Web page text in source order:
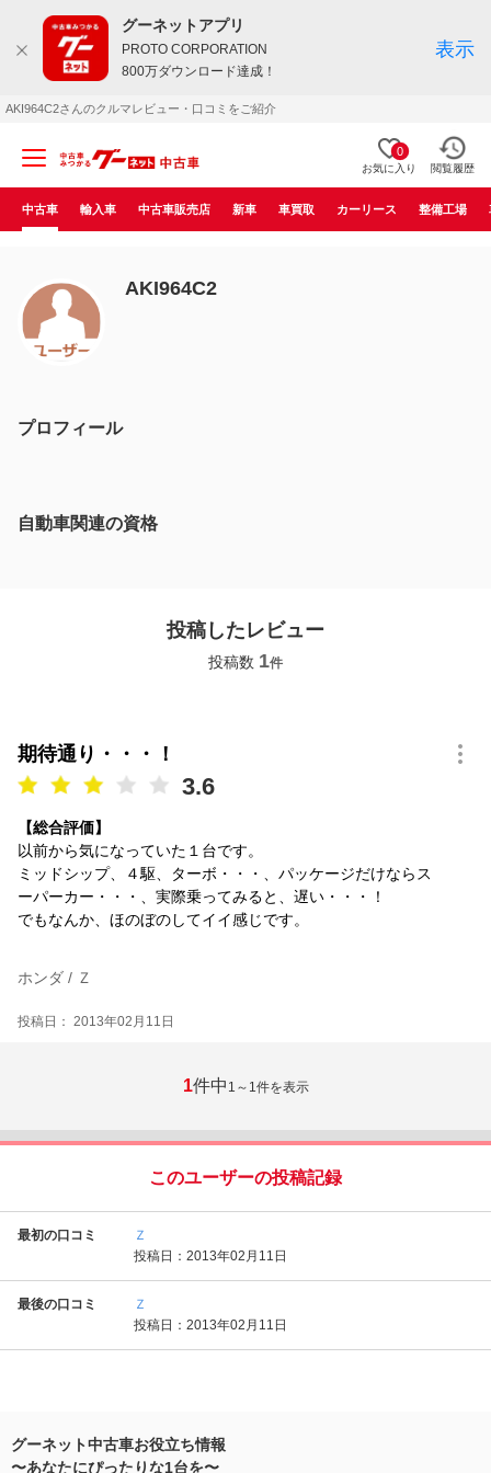
グーネットアプリ
PROTO CORPORATION
800万ダウンロード達成！
表示
AKI964C2さんのクルマレビュー・口コミをご紹介
0
お気に入り 閲覧履歴
中古車 輸入車 中古車販売店 新車 車買取 カーリース 整備工場
AKI964C2
プロフィール
自動車関連の資格
投稿したレビュー
投稿数 1件
期待通り・・・！
3.6
【総合評価】
以前から気になっていた１台です。
ミッドシップ、４駆、ターボ・・・、パッケージだけならス
ーパーカー・・・、実際乗ってみると、遅い・・・！
でもなんか、ほのぼのしてイイ感じです。
ホンダ / Ｚ
投稿日： 2013年02月11日
1件中 1～1件を表示
このユーザーの投稿記録
最初の口コミ
Ｚ
投稿日：2013年02月11日
最後の口コミ
Ｚ
投稿日：2013年02月11日
グーネット中古車お役立ち情報
〜あなたにぴったりな1台を〜